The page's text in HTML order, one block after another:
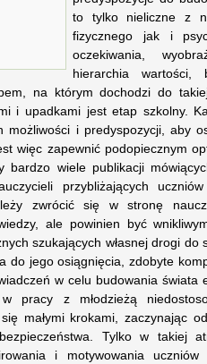
to tylko nieliczne z
fizycznego jak i
oczekiwania,
hierarchia
na którym dochodzi do
i upadkami jest etap szkolny.
możliwości i predyspozycji, aby
więc zapewnić podopiecznym
bardzo wiele publikacji
przybliżających
zwrócić się w stronę
ale powinien być
szukających własnej drogi do
do jego osiągnięcia, zdobyte
w celu budowania świata
z młodzieżą
małymi krokami, zaczynając
Tylko w takiej
i motywowania